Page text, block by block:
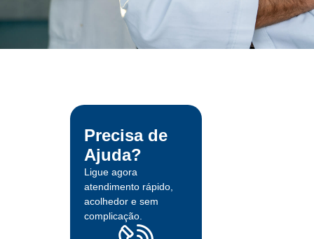
Precisa de
Ajuda?
Ligue agora
atendimento rápido,
acolhedor e sem
complicação.